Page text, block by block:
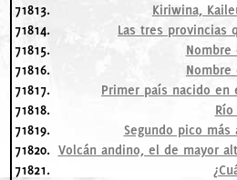
71813.
Kiriwina,
71814.
Las tres provincias
71815.
Nombre
71816.
71817.
Primer país nacido en
71818.
71819.
Segundo pico
71820. Volcán andino, el de mayor
71821.